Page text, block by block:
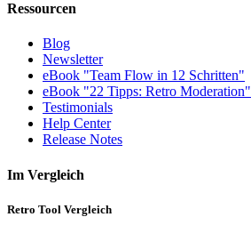
Ressourcen
Blog
Newsletter
eBook "Team Flow in 12 Schritten"
eBook "22 Tipps: Retro Moderation"
Testimonials
Help Center
Release Notes
Im Vergleich
Retro Tool Vergleich